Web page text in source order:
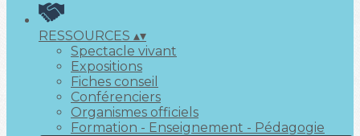
RESSOURCES ▴▾
Spectacle vivant
Expositions
Fiches conseil
Conférenciers
Organismes officiels
Formation - Enseignement - Pédagogie